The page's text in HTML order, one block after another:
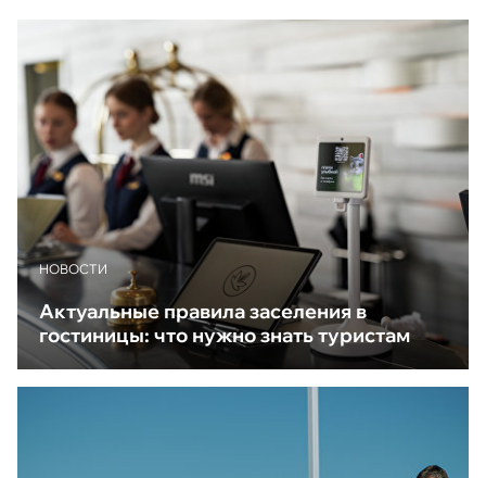
НОВОСТИ
Актуальные правила заселения в
гостиницы: что нужно знать туристам